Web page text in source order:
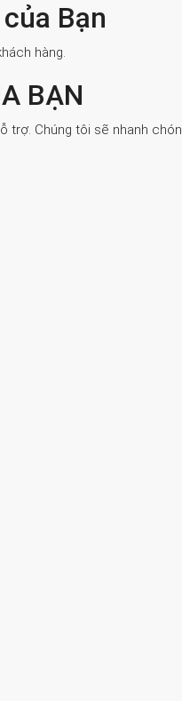
Bạn
hàng.
BẠN
trợ. Chúng tôi sẽ nhanh